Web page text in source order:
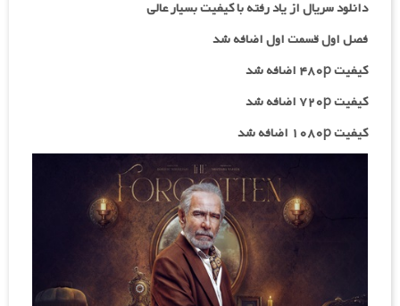
دانلود سریال از یاد رفته با کیفیت بسیار عالی
فصل اول قسمت اول اضافه شد
کیفیت ۴۸۰p اضافه شد
کیفیت ۷۲۰p
اضافه شد
کیفیت ۱۰۸۰p اضافه شد